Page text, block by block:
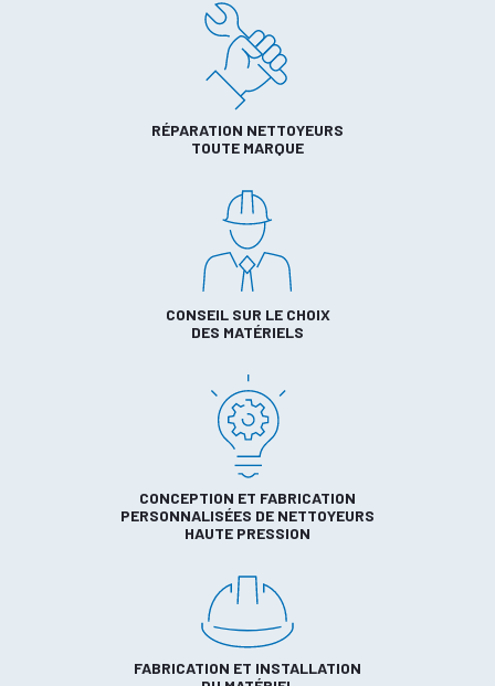
RÉPARATION NETTOYEURS
TOUTE MARQUE
CONSEIL SUR LE CHOIX
DES MATÉRIELS
CONCEPTION ET FABRICATION
PERSONNALISÉES DE NETTOYEURS
HAUTE PRESSION
FABRICATION ET INSTALLATION